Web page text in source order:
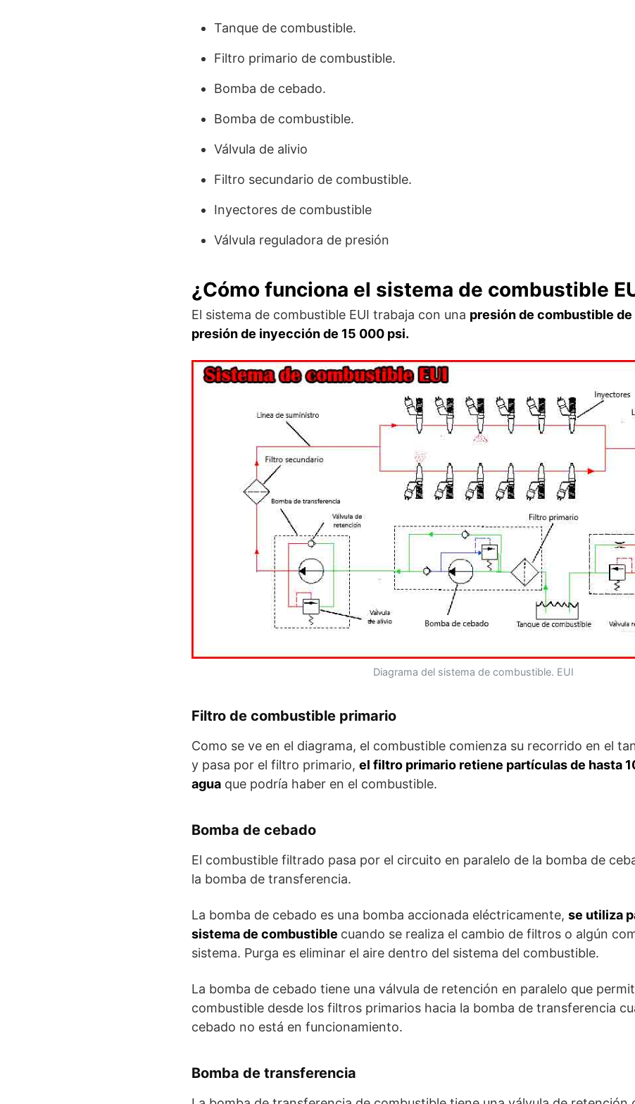
Tanque de combustible.
Filtro primario de combustible.
Bomba de cebado.
Bomba de combustible.
Válvula de alivio
Filtro secundario de combustible.
Inyectores de combustible
Válvula reguladora de presión
¿Cómo funciona el sistema de combustible
El sistema de combustible EUI trabaja con una presión de combustible de
presión de inyección de 15 000 psi.
Diagrama del sistema de combustible. EUI
Filtro de combustible primario
Como se ve en el diagrama, el combustible comienza su recorrido en el
y pasa por el filtro primario, el filtro primario retiene partículas de hasta
agua que podría haber en el combustible.
Bomba de cebado
El combustible filtrado pasa por el circuito en paralelo de la bomba de
la bomba de transferencia.
La bomba de cebado es una bomba accionada eléctricamente, se utiliza
sistema de combustible cuando se realiza el cambio de filtros o algún
sistema. Purga es eliminar el aire dentro del sistema del combustible.
La bomba de cebado tiene una válvula de retención en paralelo que
combustible desde los filtros primarios hacia la bomba de transferencia
cebado no está en funcionamiento.
Bomba de transferencia